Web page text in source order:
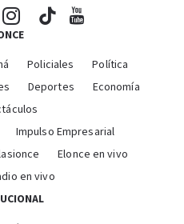
Policiales
Política
Deportes
Economía
Impulso Empresarial
Elonce en vivo
en vivo